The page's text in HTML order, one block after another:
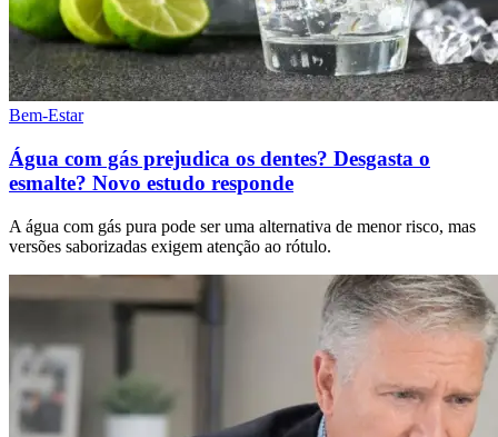
Bem-Estar
Água com gás prejudica os dentes? Desgasta o
esmalte? Novo estudo responde
A água com gás pura pode ser uma alternativa de menor risco, mas
versões saborizadas exigem atenção ao rótulo.